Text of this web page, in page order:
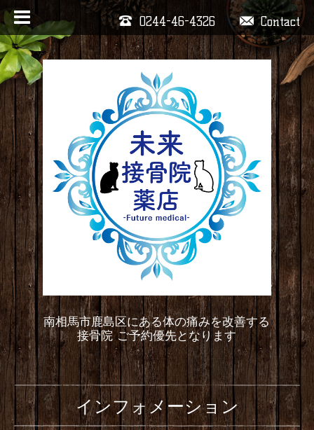
Contact
0244-46-4326
南相馬市鹿島区にある体の痛みを改善する
接骨院 ご予約優先となります
インフォメーション